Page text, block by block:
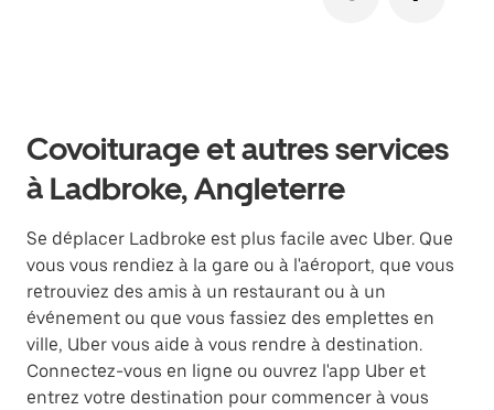
Covoiturage et autres services
à Ladbroke, Angleterre
Se déplacer Ladbroke est plus facile avec Uber. Que
vous vous rendiez à la gare ou à l'aéroport, que vous
retrouviez des amis à un restaurant ou à un
événement ou que vous fassiez des emplettes en
ville, Uber vous aide à vous rendre à destination.
Connectez-vous en ligne ou ouvrez l'app Uber et
entrez votre destination pour commencer à vous